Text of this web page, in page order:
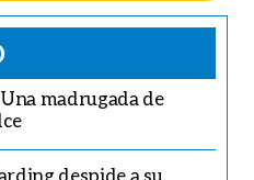
madrugada de
despide a su